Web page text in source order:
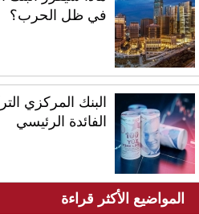
في ظل الحرب؟
البنك المركزي
الفائدة الرئيسي
المواضيع الأكثر قراءة